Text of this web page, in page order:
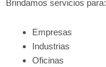
Brindamos servicios para:
Empresas
Industrias
Oficinas